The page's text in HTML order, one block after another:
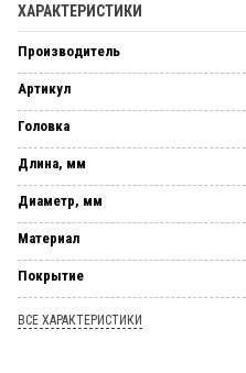
ХАРАКТЕРИСТИКИ
Производитель
Артикул
Головка
Длина, мм
Диаметр, мм
Материал
Покрытие
ВСЕ ХАРАКТЕРИСТИКИ